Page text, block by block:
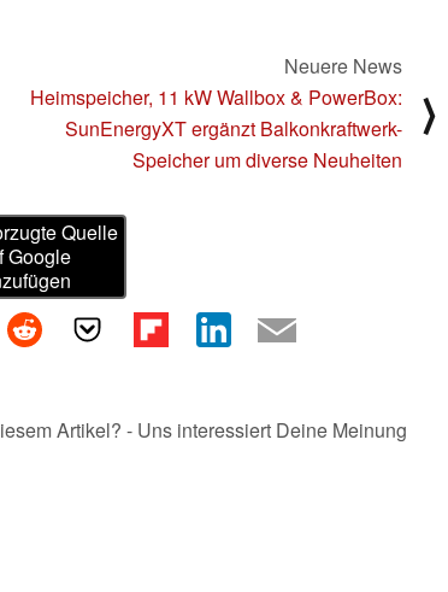
Neuere News
Heimspeicher, 11 kW Wallbox & PowerBox:
SunEnergyXT ergänzt Balkonkraftwerk-
Speicher um diverse Neuheiten
⟩
Quelle
Google
Artikel? - Uns interessiert Deine Meinung